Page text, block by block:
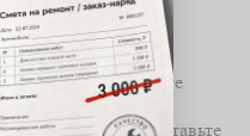
используйте
зажимы или
в комплект. Вставьте